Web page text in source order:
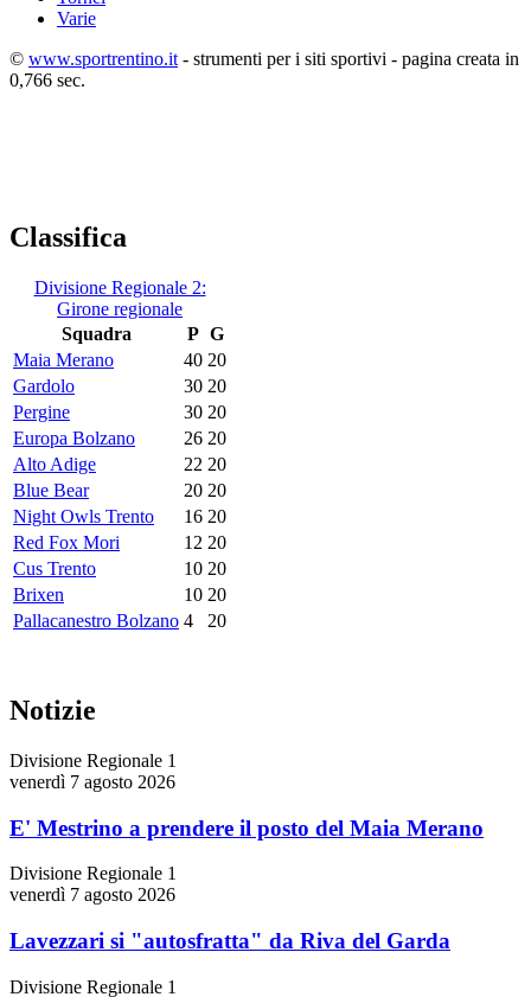
Varie
© www.sportrentino.it- strumenti per i siti sportivi - pagina creata in
0,766 sec.
Classifica
Divisione Regionale 2:
Girone regionale
Squadra
P G
Maia Merano
40 20
Gardolo
30 20
Pergine
30 20
Europa Bolzano
26 20
Alto Adige
22 20
Blue Bear
20 20
Night Owls Trento
16 20
Red Fox Mori
12 20
Cus Trento
10 20
Brixen
10 20
Pallacanestro Bolzano 4 20
Notizie
Divisione Regionale 1
venerdì 7 agosto 2026
E' Mestrino a prendere il posto del Maia Merano
Divisione Regionale 1
venerdì 7 agosto 2026
Lavezzari si "autosfratta" da Riva del Garda
Divisione Regionale 1